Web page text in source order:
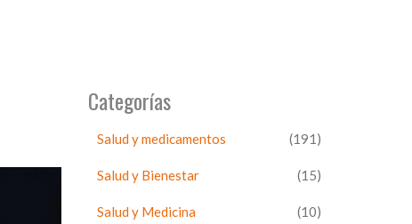
Categorías
Salud y medicamentos (191)
Salud y Bienestar (15)
Salud y Medicina (10)